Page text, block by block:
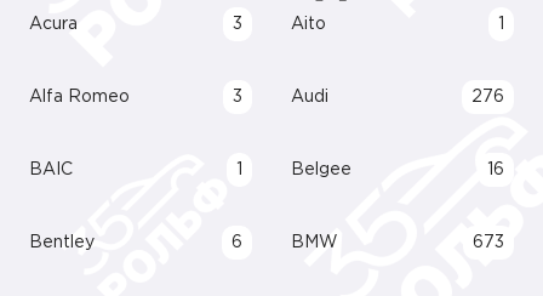
Acura 3 Aito
Alfa Romeo 3 Audi 276
BAIC Belgee 16
Bentley 6 BMW 673